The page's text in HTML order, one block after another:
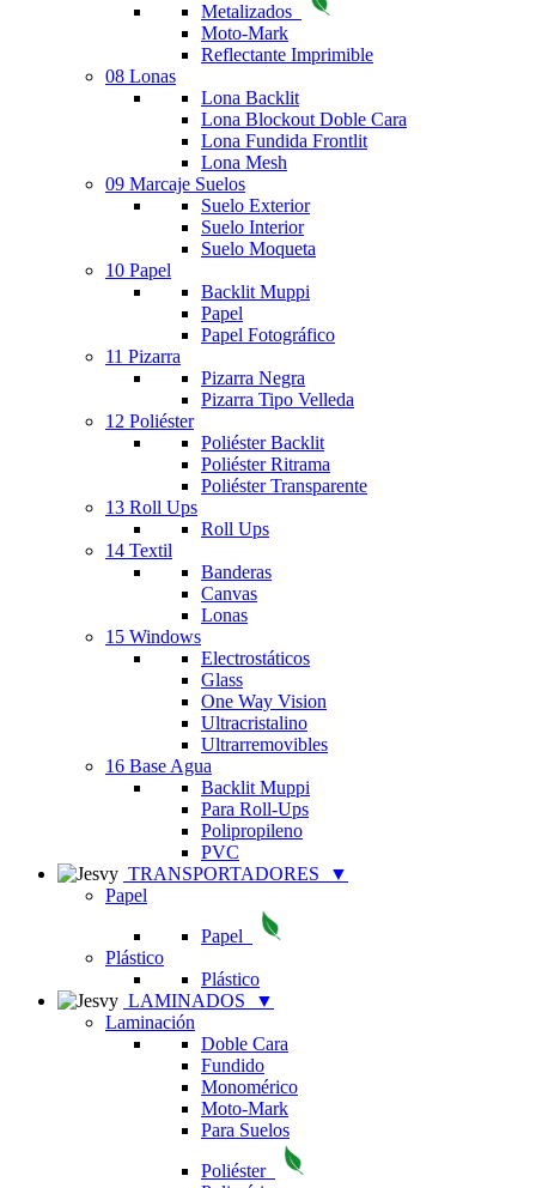
Metalizados
Moto-Mark
Reflectante Imprimible
08 Lonas
Lona Backlit
Lona Blockout Doble Cara
Lona Fundida Frontlit
Lona Mesh
09 Marcaje Suelos
Suelo Exterior
Suelo Interior
Suelo Moqueta
10 Papel
Backlit Muppi
Papel
Papel Fotográfico
11 Pizarra
Pizarra Negra
Pizarra Tipo Velleda
12 Poliéster
Poliéster Backlit
Poliéster Ritrama
Poliéster Transparente
13 Roll Ups
Roll Ups
14 Textil
Banderas
Canvas
Lonas
15 Windows
Electrostáticos
Glass
One Way Vision
Ultracristalino
Ultrarremovibles
16 Base Agua
Backlit Muppi
Para Roll-Ups
Polipropileno
PVC
TRANSPORTADORES
▼
Papel
Papel
Plástico
Plástico
LAMINADOS
▼
Laminación
Doble Cara
Fundido
Monomérico
Moto-Mark
Para Suelos
Poliéster